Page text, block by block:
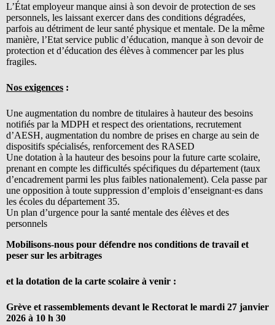
L’État employeur manque ainsi à son devoir de protection de ses
personnels, les laissant exercer dans des conditions dégradées,
parfois au détriment de leur santé physique et mentale. De la même
manière, l’Etat service public d’éducation, manque à son devoir de
protection et d’éducation des élèves à commencer par les plus
fragiles.
Nos exigences :
Une augmentation du nombre de titulaires à hauteur des besoins
notifiés par la MDPH et respect des orientations, recrutement
d’AESH, augmentation du nombre de prises en charge au sein de
dispositifs spécialisés, renforcement des RASED
Une dotation à la hauteur des besoins pour la future carte scolaire,
prenant en compte les difficultés spécifiques du département (taux
d’encadrement parmi les plus faibles nationalement). Cela passe par
une opposition à toute suppression d’emplois d’enseignant·es dans
les écoles du département 35.
Un plan d’urgence pour la santé mentale des élèves et des
personnels
Mobilisons-nous pour défendre nos conditions de travail et
peser sur les arbitrages
et la dotation de la carte scolaire à venir :
Grève et rassemblements devant le Rectorat le mardi 27 janvier
2026 à 10 h 30